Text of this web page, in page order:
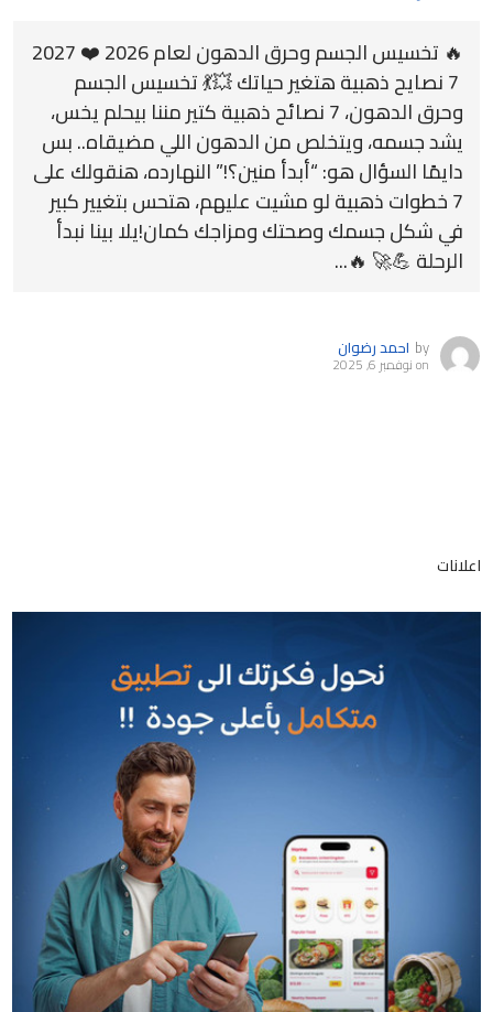
🔥 تخسيس الجسم وحرق الدهون لعام 2026 ❤️ 2027
7 نصايح ذهبية هتغير حياتك 💥💃 تخسيس الجسم
وحرق الدهون، 7 نصائح ذهبية كتير مننا بيحلم يخس،
يشد جسمه، ويتخلص من الدهون اللي مضيقاه.. بس
دايمًا السؤال هو: “أبدأ منين؟!” النهارده، هنقولك على
7 خطوات ذهبية لو مشيت عليهم، هتحس بتغيير كبير
في شكل جسمك وصحتك ومزاجك كمان!يلا بينا نبدأ
الرحلة 💪🚀 🔥...
by احمد رضوان
onنوفمبر 6, 2025
اعلانات